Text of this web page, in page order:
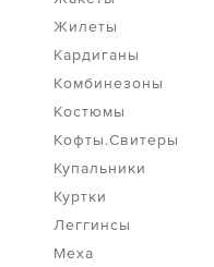
Жилеты
Кардиганы
Комбинезоны
Костюмы
Кофты.Свитеры
Купальники
Куртки
Леггинсы
Меха